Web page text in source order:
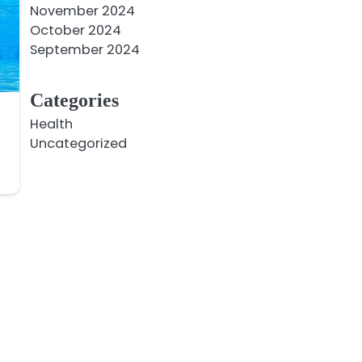
November 2024
October 2024
September 2024
Categories
Health
Uncategorized